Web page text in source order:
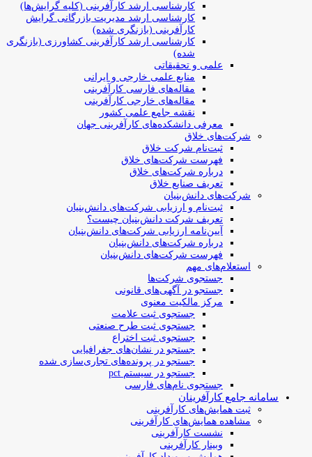
کارشناسی ارشد کارآفرینی (کلیه گرایش‌ها)
کارشناسی ارشد مدیریت بازرگانی گرایش
کارآفرینی (بازنگری شده)
کارشناسی ارشد کارآفرینی کشاورزی (بازنگری
شده)
علمی و تحقیقاتی
منابع علمی خارجی و ایرانی
مقاله‌های فارسی کارآفرینی
مقاله‌های خارجی کارآفرینی
نقشه جامع علمی کشور
معرفی دانشکده‌های کارآفرینی جهان
شرکت‌های خلاق
ثبت‌نام شرکت خلاق
فهرست شرکت‌های خلاق
درباره شرکت‌های خلاق
تعریف صنایع خلاق
شرکت‌های دانش‌بنیان
ثبت‌نام و ارزیابی شرکت‌های دانش‌بنیان
تعریف شرکت دانش‌بنیان چیست؟
آیین‌نامه ارزیابی شرکت‌های دانش‌بنیان
درباره شرکت‌های دانش‌بنیان
فهرست شرکت‌های دانش‌بنیان
استعلام‌های مهم
جستجوی شرکت‌ها
جستجو در آگهی‌های قانونی
مرکز مالکیت معنوی
جستجوی ثبت علامت
جستجوی ثبت طرح صنعتی
جستجوی ثبت اختراع
جستجو در نشان‌های جغرافیایی
جستجو در پرونده‌های تجاری‌سازی شده
جستجو در سیستم pct
جستجوی نام‌های فارسی
سامانه جامع کارآفرینان
ثبت همایش‌های کارآفرینی
مشاهده همایش‌های کارآفرینی
نشست کارآفرینی
وبینار کارآفرینی